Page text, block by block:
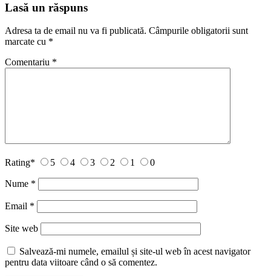
Lasă un răspuns
Adresa ta de email nu va fi publicată. Câmpurile obligatorii sunt
marcate cu *
Comentariu *
Rating* 5 4 3 2 1 0
Nume *
Email *
Site web
Salvează-mi numele, emailul și site-ul web în acest navigator
pentru data viitoare când o să comentez.